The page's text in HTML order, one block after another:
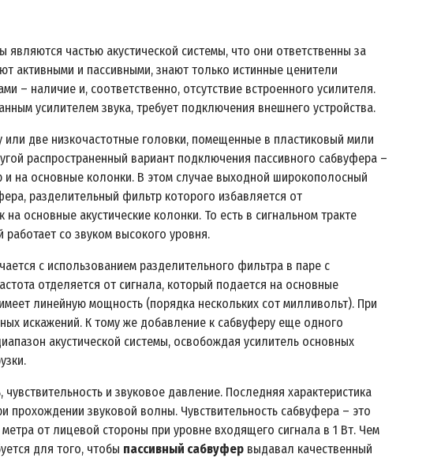
частью акустической системы, что они ответственны за
активными и пассивными, знают только истинные ценители
– наличие и, соответственно, отсутствие встроенного усилителя.
усилителем звука, требует подключения внешнего устройства.
две низкочастотные головки, помещенные в пластиковый мили
распространенный вариант подключения пассивного сабвуфера –
и на основные колонки. В этом случае выходной широкополосный
разделительный фильтр которого избавляется от
основные акустические колонки. То есть в сигнальном тракте
со звуком высокого уровня.
с использованием разделительного фильтра в паре с
отделяется от сигнала, который подается на основные
линейную мощность (порядка нескольких сот милливольт). При
искажений. К тому же добавление к сабвуферу еще одного
акустической системы, освобождая усилитель основных
и звуковое давление. Последняя характеристика
прохождении звуковой волны. Чувствительность сабвуфера – это
от лицевой стороны при уровне входящего сигнала в 1 Вт. Чем
для того, чтобы пассивный сабвуфер выдавал качественный